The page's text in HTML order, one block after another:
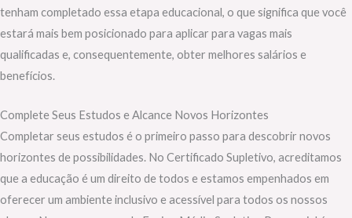
tenham completado essa etapa educacional, o que significa que você
estará mais bem posicionado para aplicar para vagas mais
qualificadas e, consequentemente, obter melhores salários e
benefícios.
Complete Seus Estudos e Alcance Novos Horizontes
Completar seus estudos é o primeiro passo para descobrir novos
horizontes de possibilidades. No Certificado Supletivo, acreditamos
que a educação é um direito de todos e estamos empenhados em
oferecer um ambiente inclusivo e acessível para todos os nossos